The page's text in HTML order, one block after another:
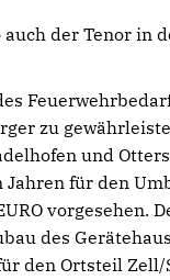
auch der Tenor in
zu
und
Jahren für den
des
den Ortsteil